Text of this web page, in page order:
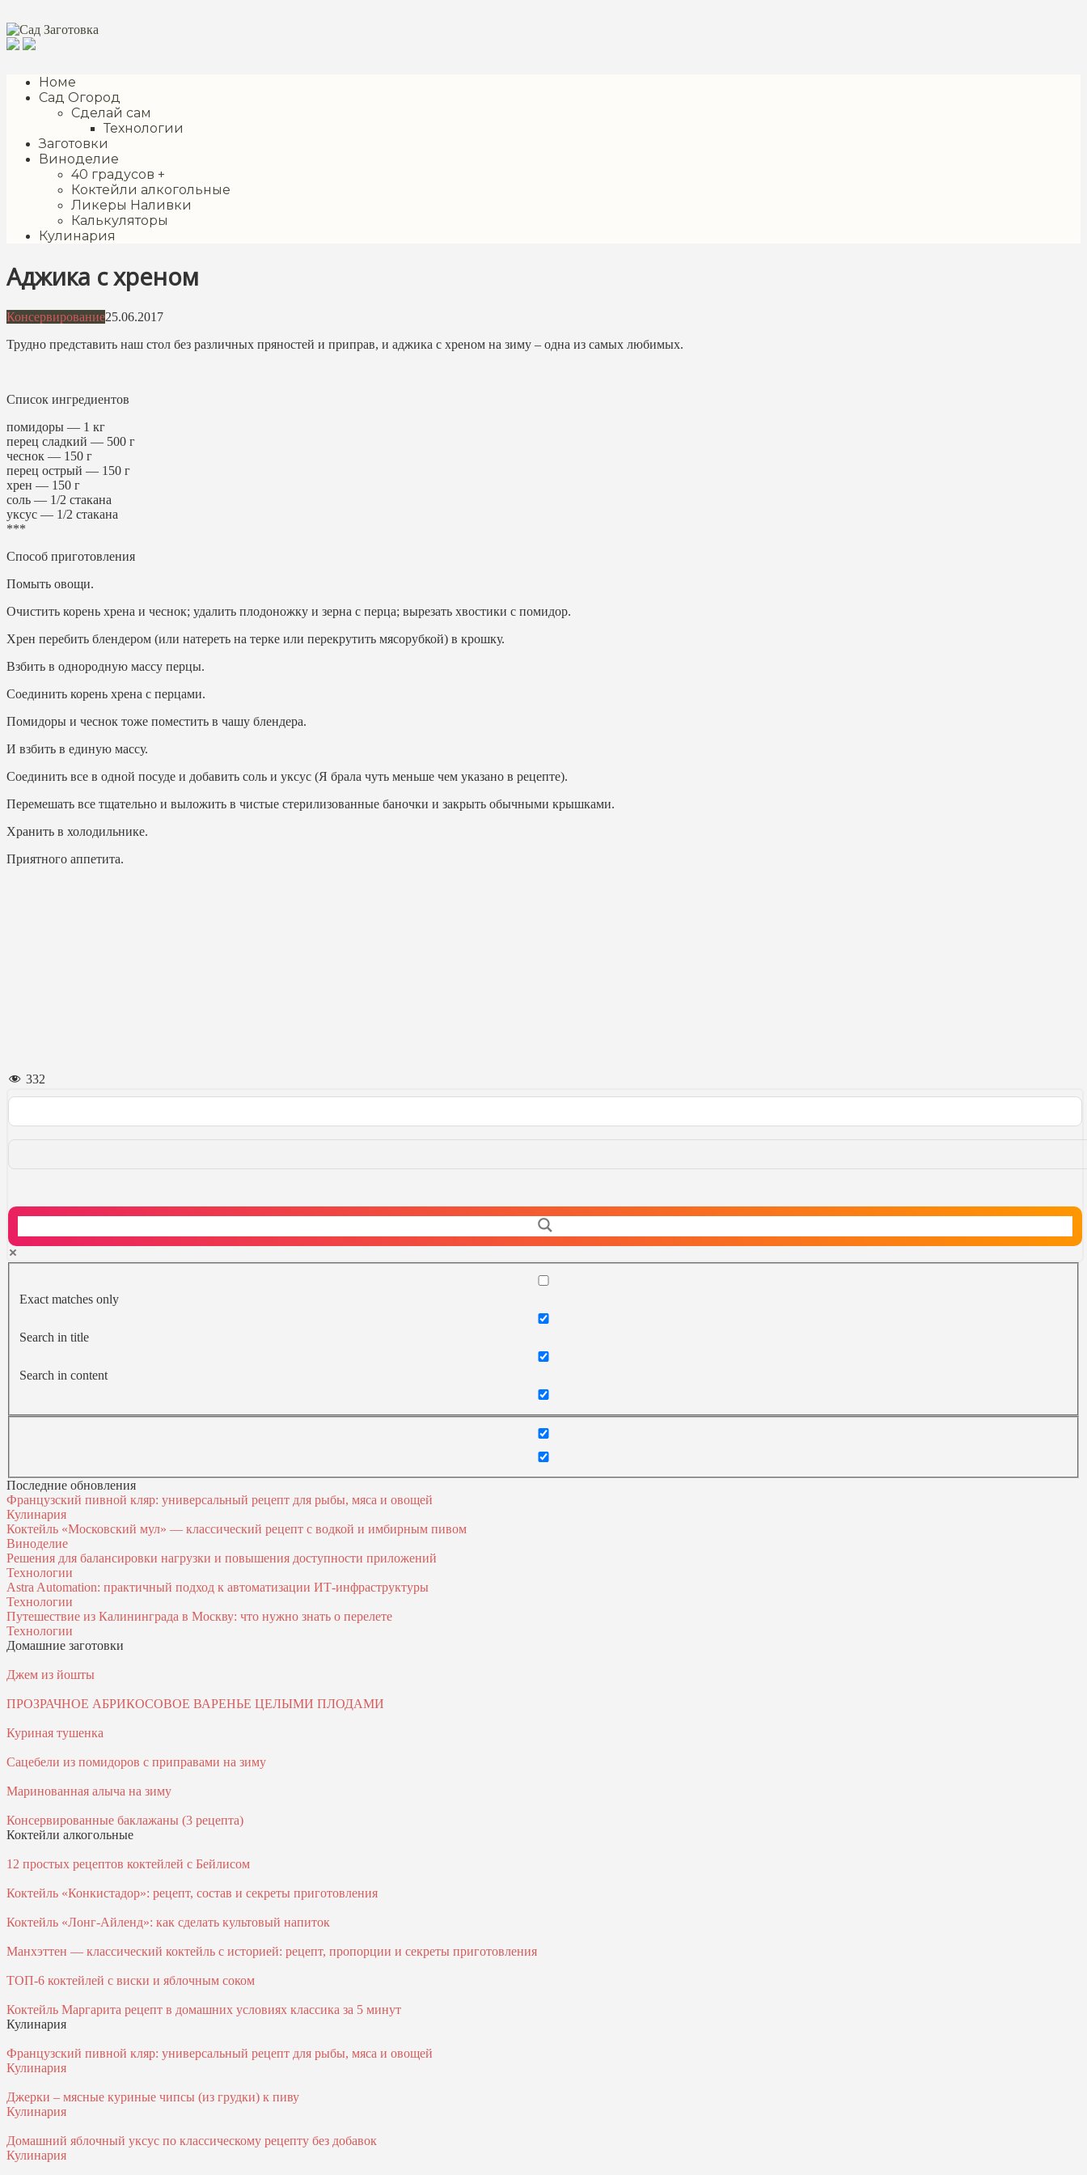
к
контенту
Номе
Сад Огород
Сделай сам
Технологии
Заготовки
Виноделие
40 градусов +
Коктейли алкогольные
Ликеры Наливки
Калькуляторы
Кулинария
Аджика с хреном
Консервирование25.06.2017
Трудно представить наш стол без различных пряностей и приправ, и аджика с хреном на зиму – одна из самых любимых.
Список ингредиентов
помидоры — 1 кг
перец сладкий — 500 г
чеснок — 150 г
перец острый — 150 г
хрен — 150 г
соль — 1/2 стакана
уксус — 1/2 стакана
***
Способ приготовления
Помыть овощи.
Очистить корень хрена и чеснок; удалить плодоножку и зерна с перца; вырезать хвостики с помидор.
Хрен перебить блендером (или натереть на терке или перекрутить мясорубкой) в крошку.
Взбить в однородную массу перцы.
Соединить корень хрена с перцами.
Помидоры и чеснок тоже поместить в чашу блендера.
И взбить в единую массу.
Соединить все в одной посуде и добавить соль и уксус (Я брала чуть меньше чем указано в рецепте).
Перемешать все тщательно и выложить в чистые стерилизованные баночки и закрыть обычными крышками.
Хранить в холодильнике.
Приятного аппетита.
332
Exact matches only
Search in title
Search in content
Последние обновления
Французский пивной кляр: универсальный рецепт для рыбы, мяса и овощей
Кулинария
Коктейль «Московский мул» — классический рецепт с водкой и имбирным пивом
Виноделие
Решения для балансировки нагрузки и повышения доступности приложений
Технологии
Astra Automation: практичный подход к автоматизации ИТ‑инфраструктуры
Технологии
Путешествие из Калининграда в Москву: что нужно знать о перелете
Технологии
Домашние заготовки
Джем из йошты
ПРОЗРАЧНОЕ АБРИКОСОВОЕ ВАРЕНЬЕ ЦЕЛЫМИ ПЛОДАМИ
Куриная тушенка
Сацебели из помидоров с приправами на зиму
Маринованная алыча на зиму
Консервированные баклажаны (3 рецепта)
Коктейли алкогольные
12 простых рецептов коктейлей с Бейлисом
Коктейль «Конкистадор»: рецепт, состав и секреты приготовления
Коктейль «Лонг-Айленд»: как сделать культовый напиток
Манхэттен — классический коктейль с историей: рецепт, пропорции и секреты приготовления
ТОП-6 коктейлей с виски и яблочным соком
Коктейль Маргарита рецепт в домашних условиях классика за 5 минут
Кулинария
Французский пивной кляр: универсальный рецепт для рыбы, мяса и овощей
Кулинария
Джерки – мясные куриные чипсы (из грудки) к пиву
Кулинария
Домашний яблочный уксус по классическому рецепту без добавок
Кулинария